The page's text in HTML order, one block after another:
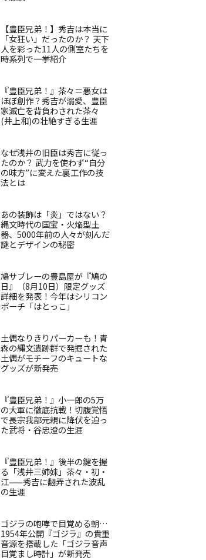
【豊臣兄弟！】秀吉は本当に
「女狂い」だったのか？ 天下
人を彩った11人の側室たちを
時系列で一挙紹介
『豊臣兄弟！』茶々＝悪女は
ほぼ創作？秀吉が溺愛、豊臣
家滅亡を背負わされた茶々
(井上和)の壮絶すぎる生涯
なぜ浅井の旧臣は秀吉に従っ
たのか？ 武力を使わず“自分
の味方”に変えた裏工作の技
法とは
あの装飾は「炎」ではない？
縄文時代の国宝・火焔型土
器、5000年前の人々が刻んだ
謎とデザインの秘密
鳩サブレーの豊島屋が『鳩の
日』（8月10日）限定グッズ
詳細を発表！今年はシリコン
ポーチ「はとっこ」
土偶なりきりパーカーも！青
森の縄文遺跡群で発掘された
土偶がモチーフのキュートな
グッズが新発売
『豊臣兄弟！』小一郎の5万
の大軍に徹底抗戦！切腹覚悟
で長宗我部元親に降伏を迫っ
た武将・谷忠澄の生涯
『豊臣兄弟！』後半の鍵を握
る「浅井三姉妹」茶々・初・
江——秀吉に翻弄された波乱
の生涯
ゴジラの咆哮で目覚める朝…
1954年公開『ゴジラ』の貴重
音源を搭載した「ゴジラ音声
目覚まし時計」が新発売